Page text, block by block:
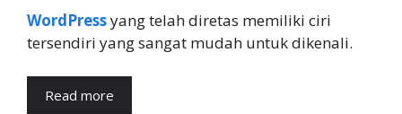
WordPressyang telah diretas memiliki ciri
tersendiri yang sangat mudah untuk dikenali.
Read more